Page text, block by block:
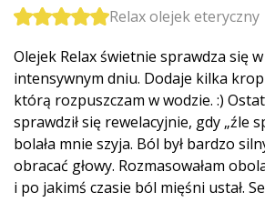
Relax olejek eteryczny
Olejek Relax świetnie sprawdza się
intensywnym dniu. Dodaje kilka
którą rozpuszczam w wodzie. :)
sprawdził się rewelacyjnie, gdy „źle
bolała mnie szyja. Ból był bardzo
obracać głowy. Rozmasowałam
i po jakimś czasie ból mięśni ustał.